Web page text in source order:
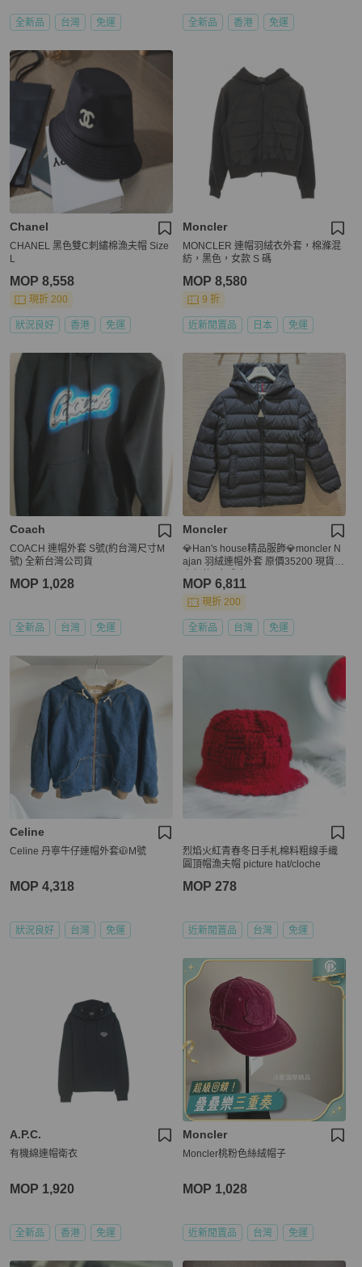
全新品 台灣 免運 全新品 香港 免運
Chanel
CHANEL 黑色雙C刺繡棉漁夫帽 Size
L
MOP 8,558
現折 200
狀況良好 香港 免運
Moncler
MONCLER 連帽羽絨衣外套，棉滌混
紡，黑色，女款 S 碼
MOP 8,580
9 折
近新閒置品 日本 免運
Coach
COACH 連帽外套 S號(約台灣尺寸M
號) 全新台灣公司貨
MOP 1,028
全新品 台灣 免運
Moncler
💎Han's house精品服飾💎moncler N
ajan 羽絨連帽外套 原價35200 現貨
MOP 6,811
現折 200
全新品 台灣 免運
Celine
Celine 丹寧牛仔連帽外套🧥M號
MOP 4,318
狀況良好 台灣 免運
烈焰火紅青春冬日手札棉料粗線手織
圓頂帽漁夫帽 picture hat/cloche
MOP 278
近新閒置品 台灣 免運
A.P.C.
有機綿連帽衛衣
MOP 1,920
全新品 香港 免運
Moncler
Moncler桃粉色絲絨帽子
MOP 1,028
近新閒置品 台灣 免運